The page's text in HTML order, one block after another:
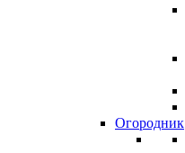
Огородник